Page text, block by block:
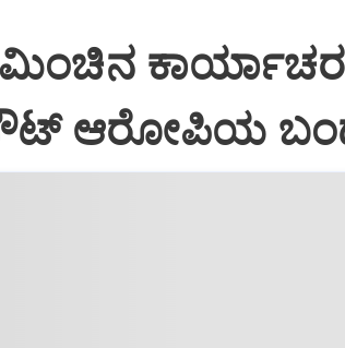
ಮಿಂಚಿನ
ಆರೋಪಿಯ